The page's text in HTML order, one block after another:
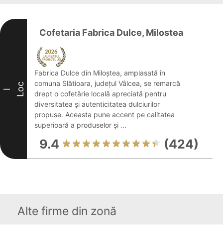
I Loc
Cofetaria Fabrica Dulce, Milostea
Fabrica Dulce din Miloștea, amplasată în
comuna Slătioara, județul Vâlcea, se remarcă
drept o cofetărie locală apreciată pentru
diversitatea și autenticitatea dulciurilor
propuse. Aceasta pune accent pe calitatea
superioară a produselor și ...
9.4 (424)
Alte firme din zonă